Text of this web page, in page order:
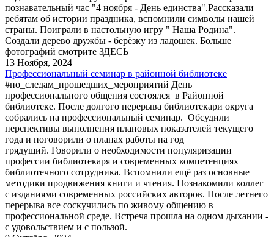
познавательный час "4 ноября - День единства".Рассказали
ребятам об истории праздника, вспомнили символы нашей
страны. Поиграли в настольную игру " Наша Родина".
Создали дерево дружбы - берёзку из ладошек. Больше
фотографий смотрите ЗДЕСЬ
13 Ноября, 2024
Профессиональный семинар в районной библиотеке
#по_следам_прошедших_мероприятий День
профессионального общения состоялся в Районной
библиотеке. После долгого перерыва библиотекари округа
собрались на профессиональный семинар. Обсудили
перспективы выполнения плановых показателей текущего
года и поговорили о планах работы на год
грядущий. Говорили о необходимости популяризации
профессии библиотекаря и современных компетенциях
библиотечного сотрудника. Вспомнили ещё раз основные
методики продвижения книги и чтения. Познакомили коллег
с изданиями современных российских авторов. После летнего
перерыва все соскучились по живому общению в
профессиональной среде. Встреча прошла на одном дыхании -
с удовольствием и с пользой.